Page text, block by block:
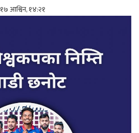
१७ आश्विन, १४:२१